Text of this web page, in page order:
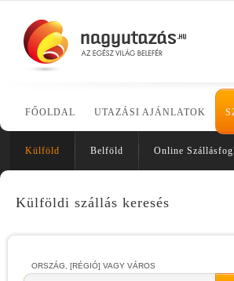
FŐOLDAL UTAZÁSI AJÁNLATOK
Külföld Belföld Online
Külföldi szállás keresés
ORSZÁG, [RÉGIÓ] VAGY VÁROS